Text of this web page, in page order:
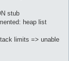
stub
heap list
limits => unable